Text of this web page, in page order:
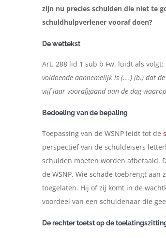
zijn nu precies schulden die niet te
schuldhulpverlener vooraf doen?
De wettekst
Art. 288 lid 1 sub b Fw. luidt als volgt:
voldoende aannemelijk is (….) (b.) dat
vijf jaar voorafgaand aan de dag
Bedoeling van de bepaling
Toepassing van de WSNP leidt tot de
perspectief van de schuldeisers
schulden moeten worden afbetaald.
de WSNP. Wie schade toebrengt
toegelaten. Hij of zij komt in de
voordeel van een schuldenaar die
De rechter toetst op de